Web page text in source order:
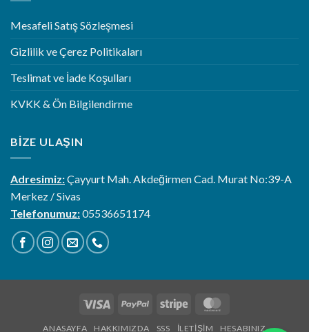
Mesafeli Satış Sözleşmesi
Gizlilik ve Çerez Politikaları
Teslimat ve İade Koşulları
KVKK & Ön Bilgilendirme
BIZE ULAŞIN
Adresimiz:Çayyurt Mah. Akdeğirmen Cad. Murat No:39-A
Merkez / Sivas
Telefonumuz:05536651174
Visa PayPal Stripe
ANASAYFA HAKKIMIZDA SSS İLETIŞIM HESABINIZ